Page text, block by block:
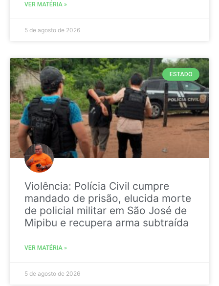
VER MATÉRIA »
5 de agosto de 2026
ESTADO
Violência: Polícia Civil cumpre
mandado de prisão, elucida morte
de policial militar em São José de
Mipibu e recupera arma subtraída
VER MATÉRIA »
5 de agosto de 2026